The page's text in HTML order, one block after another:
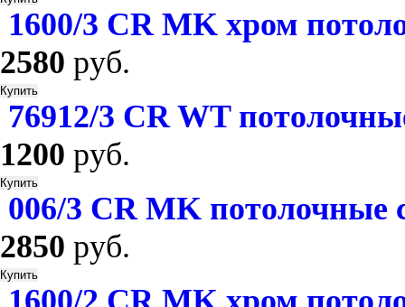
1600/3 СR MK хром
2580 руб.
76912/3 СR WT
1200 руб.
006/3 СR MK потолочные
2850 руб.